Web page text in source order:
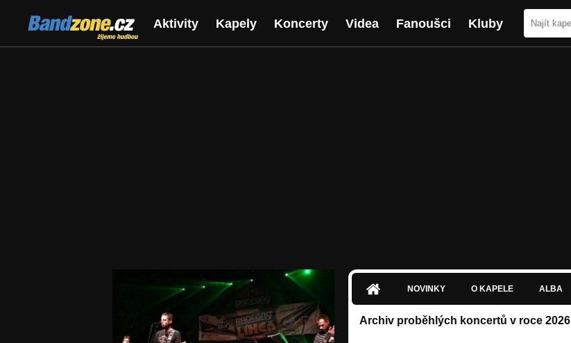
Bandzone.cz
žijeme hudbou
Aktivity Kapely Koncerty Videa Fanoušci Kluby
NOVINKY O KAPELE ALBA
Archiv proběhlých koncertů v roce 2026